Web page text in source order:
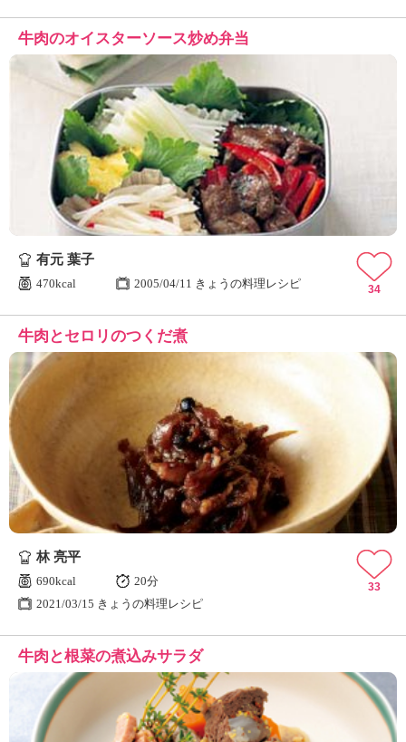
牛肉のオイスターソース炒め弁当
有元 葉子
470kcal 2005/04/11 きょうの料理レシピ 34
牛肉とセロリのつくだ煮
林 亮平
690kcal
20分
2021/03/15 きょうの料理レシピ
33
牛肉と根菜の煮込みサラダ